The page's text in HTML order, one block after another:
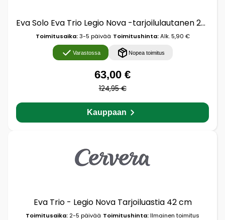
Eva Solo Eva Trio Legio Nova -tarjoilulautanen 29 x 42 cm Valkoinen
Toimitusaika:3-5 päivää Toimitushinta:Alk. 5,90 €
Varastossa Nopea toimitus
63,00 €
124,95 €
Kauppaan
Eva Trio - Legio Nova Tarjoiluastia 42 cm
Toimitusaika: 2-5 päivää Toimitushinta:Ilmainen toimitus